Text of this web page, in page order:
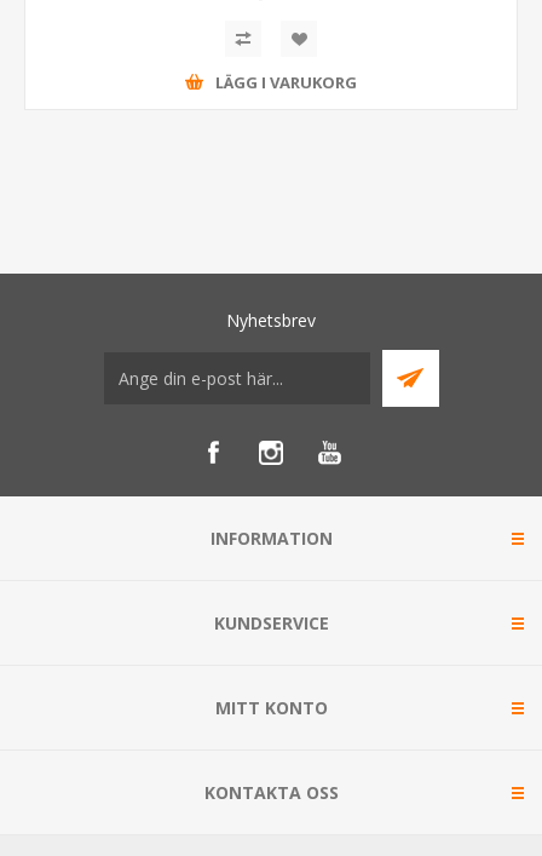
LÄGG I VARUKORG
Nyhetsbrev
INFORMATION
KUNDSERVICE
MITT KONTO
KONTAKTA OSS